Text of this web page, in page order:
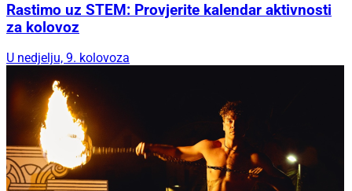
Rastimo uz STEM: Provjerite kalendar aktivnosti
za kolovoz
U nedjelju, 9. kolovoza